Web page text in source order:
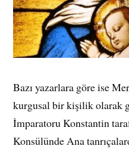
Bazı yazarlara göre ise
kurgusal bir kişilik olarak
İmparatoru Konstantin
Konsülünde Ana